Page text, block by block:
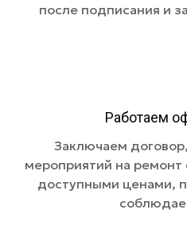
после подписания и
Работаем
Заключаем
мероприятий на ремонт
доступными ценами,